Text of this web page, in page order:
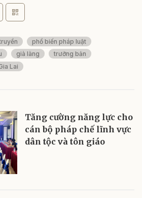
phổ biến pháp luật
già làng
trưởng bản
Lai
Tăng cường năng lực cho
cán bộ pháp chế lĩnh vực
dân tộc và tôn giáo